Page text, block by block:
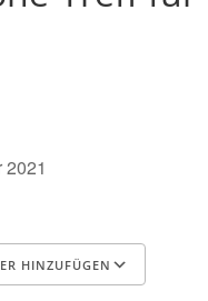
2021
HINZUFÜGEN